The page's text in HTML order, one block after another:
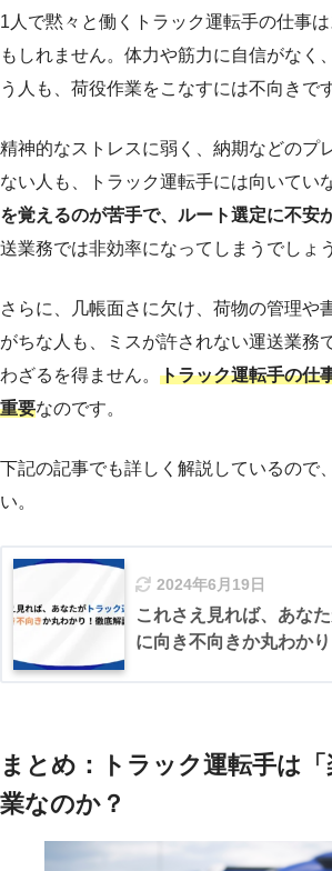
1人で黙々と働くトラック運転手の仕事
もしれません。体力や筋力に自信がなく
う人も、荷役作業をこなすには不向きです
精神的なストレスに弱く、納期などのプ
ない人も、トラック運転手には向いてい
を覚えるのが苦手で、ルート選定に不安
送業務では非効率になってしまうでしょう
さらに、几帳面さに欠け、荷物の管理や
がちな人も、ミスが許されない運送業務
わざるを得ません。 トラック運転手の仕
重要なのです。
下記の記事でも詳しく解説しているので
い。
2024年6月19日
これさえ見れば、あな
に向き不向きか丸わか
まとめ：トラック運転手は
業なのか？